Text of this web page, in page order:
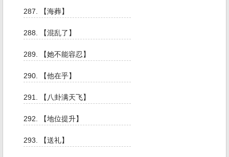
287. 【海葬】
288. 【混乱了】
289. 【她不能容忍】
290. 【他在乎】
291. 【八卦满天飞】
292. 【地位提升】
293. 【送礼】